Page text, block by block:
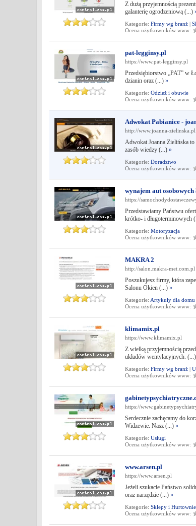
Z dużą przyjemnością
galanterię ogrodzeniową (...)
Kategorie: Firmy wg branż |
Ocena użytkowników www:
pat-legginsy.pl
https://www.pat-legginsy.pl
Przedsiębiorstwo „PAT” w
dzianin oraz (...) »
Kategorie: Odzież i obuwie
Ocena użytkowników www:
Adwokat Pabianice -
http://www.joanna-zielinska.pl
Adwokat Joanna Zielińska
zasób wiedzy (...) »
Kategorie: Doradztwo
Ocena użytkowników www:
wynajem aut osobowych
https://
Przedstawiamy Państwu
krótko- i długoterminowych
Kategorie: Motoryzacja
Ocena użytkowników www:
MAKRA 2
http://salon.makra-met.com.pl
Poszukujesz firmy, która
Salonu Okien (...) »
Kategorie: Artykuły dla domu
Ocena użytkowników www:
klimamix.pl
https://www.klimamix.pl
Z wielką przyjemnością
układów wentylacyjnych. (...)
Kategorie: Firmy wg branż |
Ocena użytkowników www:
https://
Serdecznie zachęcamy do
Widzewie. Nasz (...) »
Kategorie: Usługi
Ocena użytkowników www:
www.arsen.pl
https://www.arsen.pl
Jeżeli szukacie Państwo
oraz narzędzie (...) »
Kategorie: Sklepy i Hurtownie
Ocena użytkowników www: